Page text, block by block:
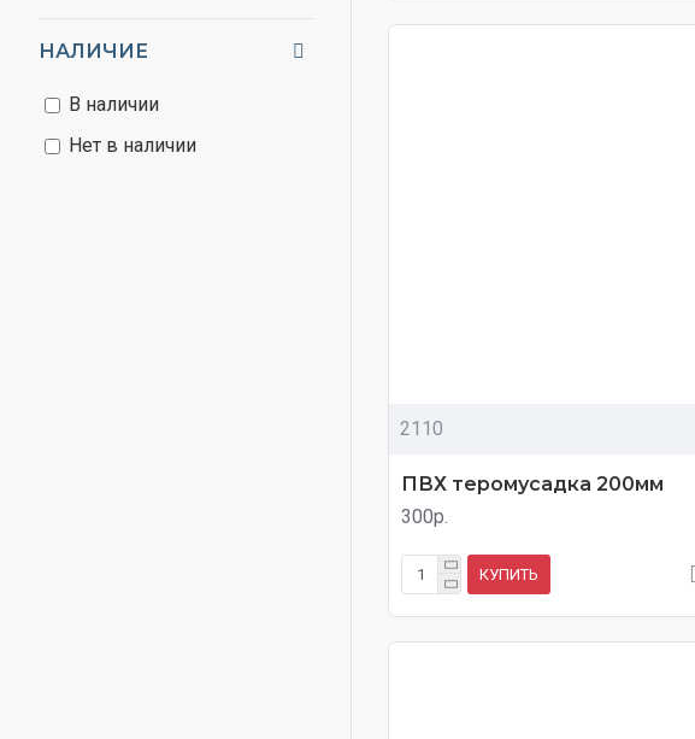
НАЛИЧИЕ
В наличии
Нет в наличии
2110
ПВХ теромусадка 200мм
300р.
КУПИТЬ